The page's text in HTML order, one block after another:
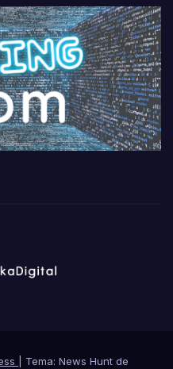
Tema: News Hunt de